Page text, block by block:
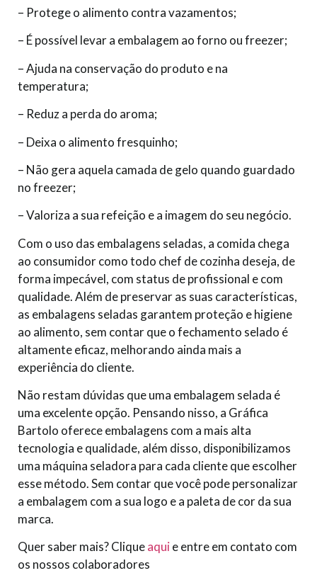
– Protege o alimento contra vazamentos;
– É possível levar a embalagem ao forno ou freezer;
– Ajuda na conservação do produto e na
temperatura;
– Reduz a perda do aroma;
– Deixa o alimento fresquinho;
– Não gera aquela camada de gelo quando guardado
no freezer;
– Valoriza a sua refeição e a imagem do seu negócio.
Com o uso das embalagens seladas, a comida chega
ao consumidor como todo chef de cozinha deseja, de
forma impecável, com status de profissional e com
qualidade. Além de preservar as suas características,
as embalagens seladas garantem proteção e higiene
ao alimento, sem contar que o fechamento selado é
altamente eficaz, melhorando ainda mais a
experiência do cliente.
Não restam dúvidas que uma embalagem selada é
uma excelente opção. Pensando nisso, a Gráfica
Bartolo oferece embalagens com a mais alta
tecnologia e qualidade, além disso, disponibilizamos
uma máquina seladora para cada cliente que escolher
esse método. Sem contar que você pode personalizar
a embalagem com a sua logo e a paleta de cor da sua
marca.
Quer saber mais? Cliqueaquie entre em contato com
os nossos colaboradores